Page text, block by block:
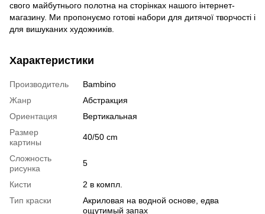
свого майбутнього полотна на сторінках нашого інтернет-
магазину. Ми пропонуємо готові набори для дитячої творчості і
для вишуканих художників.
Характеристики
Производитель
Bambino
Жанр
Абстракция
Ориентация
Вертикальная
Размер
картины
40/50 cm
Сложность
рисунка
5
Кисти
2 в компл.
Тип краски
Акриловая на водной основе, едва
ощутимый запах